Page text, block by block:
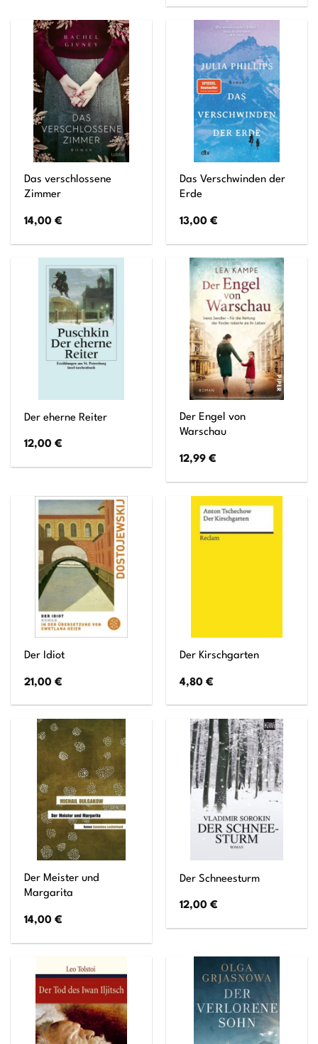
Das verschlossene
Zimmer
14,00€
Das Verschwinden der
Erde
13,00€
Der eherne Reiter
12,00€
Der Engel von
Warschau
12,99€
Der Idiot
21,00€
Der Kirschgarten
4,80€
Der Meister und
Margarita
14,00€
Der Schneesturm
12,00€